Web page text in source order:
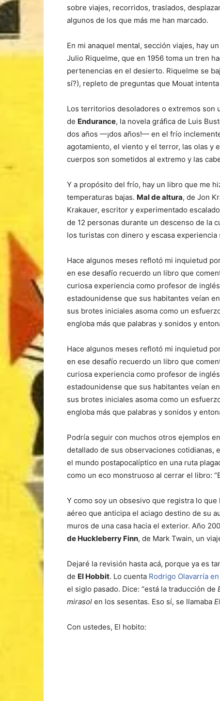
sobre viajes, recorridos, traslados,
algunos de los que más me han marcado.
En mi anaquel mental, sección viajes, hay
Julio Riquelme, que en 1956 toma un tren
pertenencias en el desierto. Riquelme se
sí?), repleto de preguntas que Mouat
Los territorios desoladores o extremos son
de Endurance, la novela gráfica de Luis
dos años —¡dos años!— en el frío
agotamiento, el viento y el terror, las olas y
cuerpos son sometidos al extremo y las
Y a propósito del frío, hay un libro que me
temperaturas bajas. Mal de altura, de Jon
Krakauer, escritor y experimentado
de 12 personas durante un descenso de la
los turistas con dinero y escasa experiencia
Hace algunos meses reflotó mi inquietud
en ese desafío recuerdo un libro que
curiosa experiencia como profesor de
estadounidense que sus habitantes veían
sus brotes iniciales asoma como un
engloba más que palabras y sonidos y
Hace algunos meses reflotó mi inquietud
en ese desafío recuerdo un libro que
curiosa experiencia como profesor de
estadounidense que sus habitantes veían
sus brotes iniciales asoma como un
engloba más que palabras y sonidos y
Podría seguir con muchos otros ejemplos
detallado de sus observaciones cotidianas,
el mundo postapocalíptico en una ruta
como un eco monstruoso al cerrar el libro:
Y como soy un obsesivo que registra lo
aéreo que anticipa el aciago destino de su
muros de una casa hacia el exterior. Año
de Huckleberry Finn, de Mark Twain, un
Dejaré la revisión hasta acá, porque ya es
de El Hobbit. Lo cuenta Rodrigo Olavarría
el siglo pasado. Dice: “está la traducción de
mirasol en los sesentas. Eso sí, se llamaba
Con ustedes, El hobito: